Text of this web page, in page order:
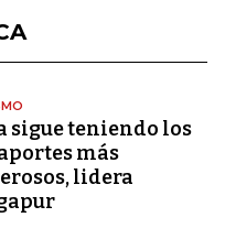
sigue teniendo los
más
lidera